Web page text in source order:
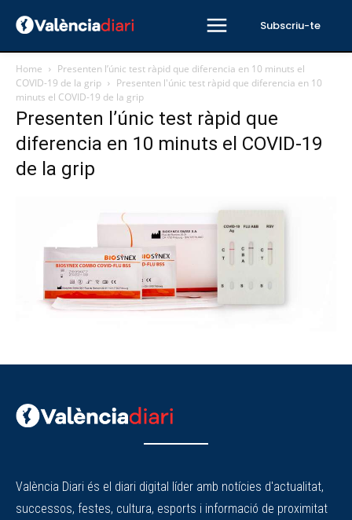
Subscriu-te
Home
Presenten l’únic test ràpid que diferencia en 10 minuts el
COVID-19 de la grip
Presenten l'únic test ràpid que diferencia en 10
minuts el COVID-19 de la grip
Presenten l’únic test ràpid que
diferencia en 10 minuts el COVID-19
de la grip
València Diari és el diari digital líder amb notícies d'actualitat,
successos, festes, cultura, esports i informació de proximitat